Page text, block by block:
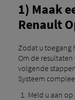
1) Maak
Renault
Zodat u toegang
Om de
volgende
Systeem
Meld u aan op